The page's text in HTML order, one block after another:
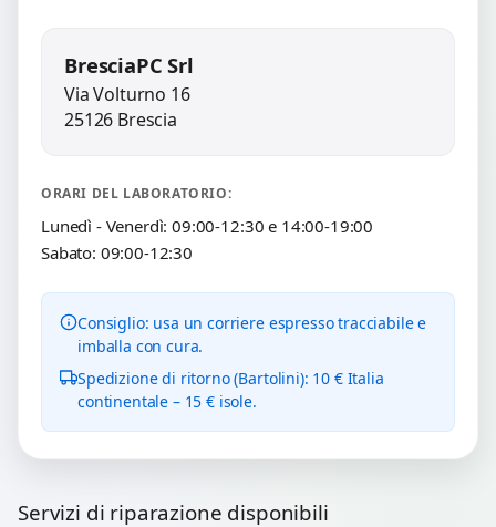
BresciaPC Srl
Via Volturno 16
25126 Brescia
ORARI DEL LABORATORIO:
Lunedì - Venerdì: 09:00-12:30 e 14:00-19:00
Sabato: 09:00-12:30
Consiglio: usa un corriere espresso tracciabile e
imballa con cura.
Spedizione di ritorno (Bartolini): 10 € Italia
continentale – 15 € isole.
Servizi di riparazione disponibili